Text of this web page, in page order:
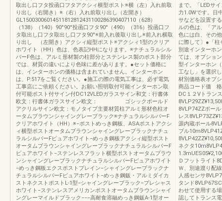
取出し口フタ投函口フタアクシィ横型ポスト※横（左）入れ前取
り出し（右開き）※（右）入れ前取り出し（左開き）
GL15003006014511812812431100286390407110（628）
（138）（140）90°90°投函口フタ90°（490）（316）投函口フ
タ取出し口フタ取出し口フタ90°※前入れ後取り出し※前入れ横取
り出し （左開き）アクシィ縦型ポスト※アクシィ1型のクリア
ホワイト（HH）色は、色表記HHになります。※ナチュラルシル
バーF色は、アルミ形材製の柱部分とステンレス製のポスト部分
では、材質の違いにより色味に差があります。●セット価格に
は、インターホンの価格は含まれていません。インターホン
は、P.517をご覧ください。●施工の際の電気工事は、必ず電気
工事店にご依頼ください。お願い照明取付可能インターホン取
付可能ポスト付サイン付DC12VLEDガラスサイン和文：行書体
欧文：行書体ガラスサイン欧文： ゴシックボールド
アクリルサイン欧文：モノタイプ主要材質柱アルミ形材色柱オ
ータムブラウンシャイングレーブラック※ナチュラルシルバーF
クリアホワイト（HH）※−ポストめっき鋼板、ASAポストアクシ
ィ横型ポストオータムブラウンシャイングレーブラックナチュ
ラルシルバーFピュアホワイト−めっき鋼板アクシィ縦型ポスト
オータムブラウンシャイングレーブラックナチュラルシルバーF
ピュアホワイト−ステンレスフラット横型ポストオータムブラウ
ンシャイングレーブラックナチュラルシルバーFピュアホワイト
−めっき鋼板エクスポストプレイン−シャイングレーブラックナ
チュラルシルバーFピュアホワイト−めっき鋼鈑・アルミダイカ
ストネクストポストL-1型−シャイングレーブラック−プレシャス
ホワイト−ステンレスアメリカンポストオータムブラウンシャイ
ングレーマイルドブラック−−−高耐食溶融めっき鋼鈑A-1型オー
まで。「LEDサ
力1.0Wです。日
サなどを設置す
ルの色は、「ア
色には白、その
に際して〕●「柱
別途インターホ
ては、オプショ
型インターホン
工なし」を選択
材別価格表オプ
商品コード価
DC１２Vトラン
8VLP74ZZポー
レス
源内蔵ポール
ブル
ネクタ
Ｄフットライト
Ｗ、別途渡り配
人感センサ
タンド
わせて使用する
認してトランス